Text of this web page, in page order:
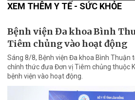
XEM THÊM Y TẾ - SỨC KHỎE
Bệnh viện Đa khoa Bình
Tiêm chủng vào hoạt động
Sáng 8/8, Bệnh viện Đa khoa Bình Thuận
chính thức đưa Đơn vị Tiêm chủng thuộc
bệnh viện vào hoạt động.